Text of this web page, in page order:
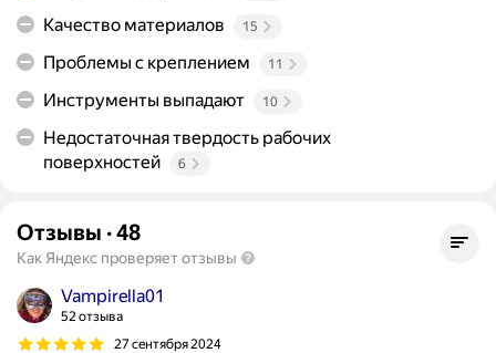
Качество материалов 15
Проблемы с креплением 11
Инструменты выпадают 10
Недостаточная твердость рабочих
поверхностей
6
Отзывы ·48
Как Яндекс проверяет отзывы
Vampirella01
52 отзыва
27 сентября 2024